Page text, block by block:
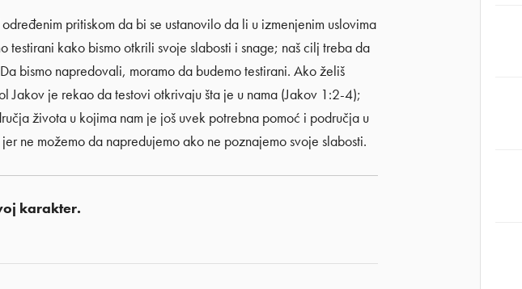
pritiskom da bi se ustanovilo da li u izmenjenim uslovima
testirani kako bismo otkrili svoje slabosti i snage; naš cilj treba da
bismo napredovali, moramo da budemo testirani. Ako želiš
Jakov je rekao da testovi otkrivaju šta je u nama (Jakov 1:2-4);
života u kojima nam je još uvek potrebna pomoć i područja u
ne možemo da napredujemo ako ne poznajemo svoje slabosti.
karakter.